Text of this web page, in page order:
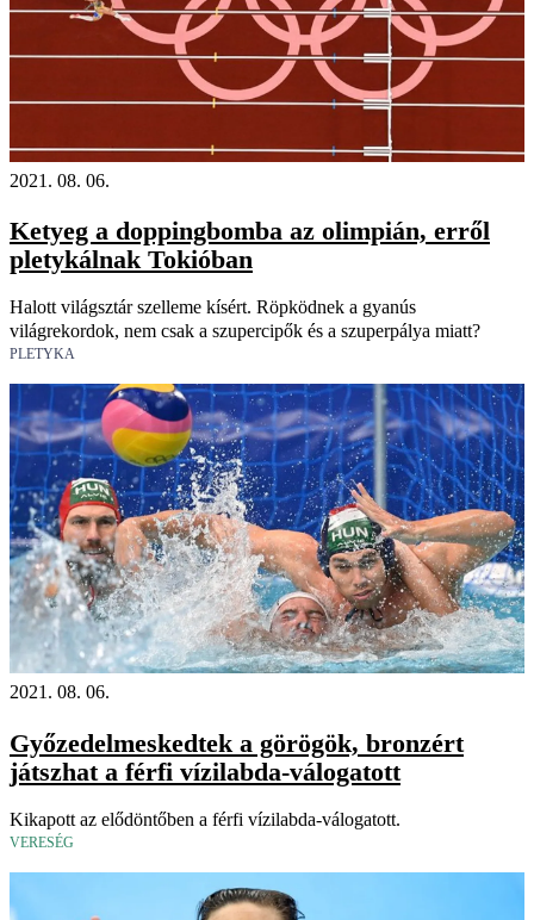
2021. 08. 06.
Ketyeg a doppingbomba az olimpián, erről
pletykálnak Tokióban
Halott világsztár szelleme kísért. Röpködnek a gyanús
világrekordok, nem csak a szupercipők és a szuperpálya miatt?
PLETYKA
2021. 08. 06.
Győzedelmeskedtek a görögök, bronzért
játszhat a férfi vízilabda-válogatott
Kikapott az elődöntőben a férfi vízilabda-válogatott.
VERESÉG